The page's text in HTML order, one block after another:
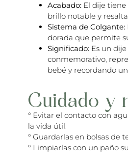
Acabado: El dije
brillo notable y
Sistema de Colgante:
dorada que permite
Significado: Es un
conmemorativo,
bebé y recordando
Cuidado y
° Evitar el contacto con
la vida útil.
° Guardarlas en bolsas de
° Limpiarlas con un paño